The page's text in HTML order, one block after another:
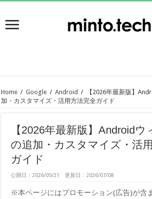
Home / Google / Android /
【2026年最新版】
加・カスタマイズ・活用方法完全ガイド
【2026年最新版】Androidウ
の追加・カスタマイズ・活
ガイド
公開日：2026/05/21 更新日：2026/07/08
※本ページにはプロモーション(広告)が含